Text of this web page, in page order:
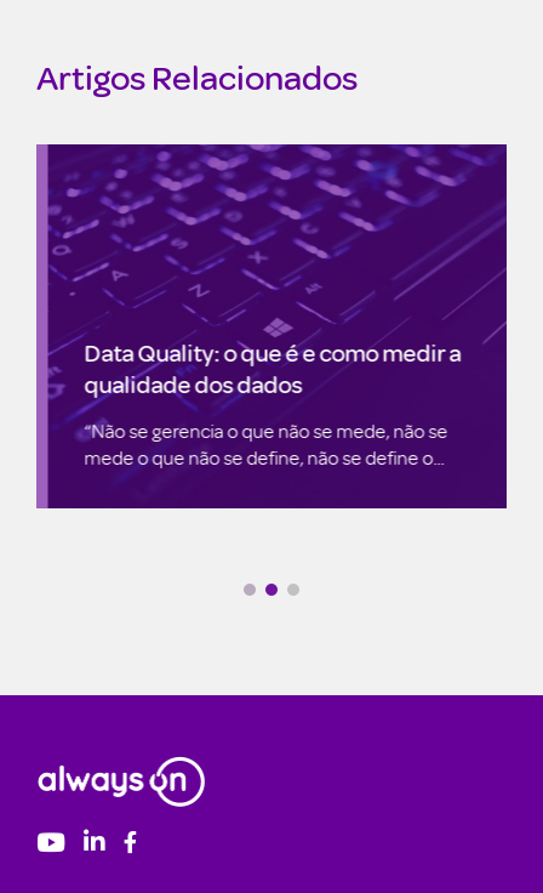
Artigos Relacionados
Data Quality: o que é e como medir a
qualidade dos dados
“Não se gerencia o que não se mede, não se
mede o que não se define, não se define o...